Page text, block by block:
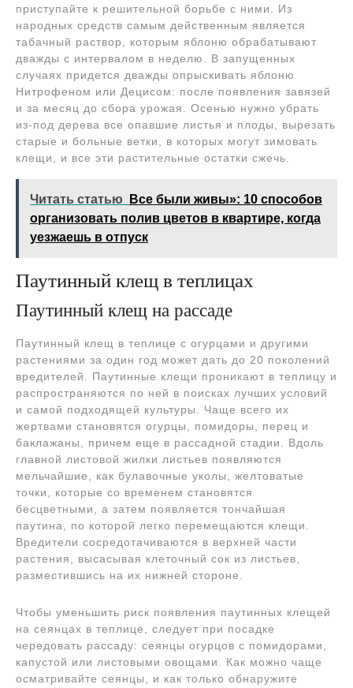
приступайте к решительной борьбе с ними. Из
народных средств самым действенным является
табачный раствор, которым яблоню обрабатывают
дважды с интервалом в неделю. В запущенных
случаях придется дважды опрыскивать яблоню
Нитрофеном или Децисом: после появления завязей
и за месяц до сбора урожая. Осенью нужно убрать
из-под дерева все опавшие листья и плоды, вырезать
старые и больные ветки, в которых могут зимовать
клещи, и все эти растительные остатки сжечь.
Читать статью
Все были живы»: 10 способов
организовать полив цветов в квартире, когда
уезжаешь в отпуск
Паутинный клещ в теплицах
Паутинный клещ на рассаде
Паутинный клещ в теплице с огурцами и другими
растениями за один год может дать до 20 поколений
вредителей. Паутинные клещи проникают в теплицу и
распространяются по ней в поисках лучших условий
и самой подходящей культуры. Чаще всего их
жертвами становятся огурцы, помидоры, перец и
баклажаны, причем еще в рассадной стадии. Вдоль
главной листовой жилки листьев появляются
мельчайшие, как булавочные уколы, желтоватые
точки, которые со временем становятся
бесцветными, а затем появляется тончайшая
паутина, по которой легко перемещаются клещи.
Вредители сосредотачиваются в верхней части
растения, высасывая клеточный сок из листьев,
разместившись на их нижней стороне.
Чтобы уменьшить риск появления паутинных клещей
на сеянцах в теплице, следует при посадке
чередовать рассаду: сеянцы огурцов с помидорами,
капустой или листовыми овощами. Как можно чаще
осматривайте сеянцы, и как только обнаружите